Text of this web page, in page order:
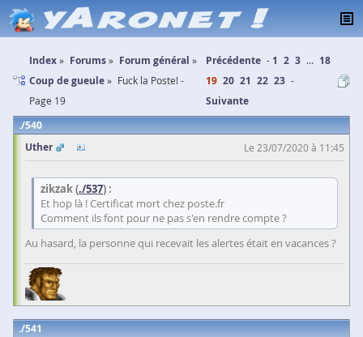
Index Forums
Forum général
Coup de gueule
Fuck la Poste! -
Page 19
Précédente 1 2 3 ... 18
19 20 21 22 23
Suivante
540
Uther
Le 23/07/2020 à 11:45
zikzak (./537) :
Et hop là ! Certificat mort chez poste.fr
Comment ils font pour ne pas s'en rendre compte ?
Au hasard, la personne qui recevait les alertes était en vacances ?
541